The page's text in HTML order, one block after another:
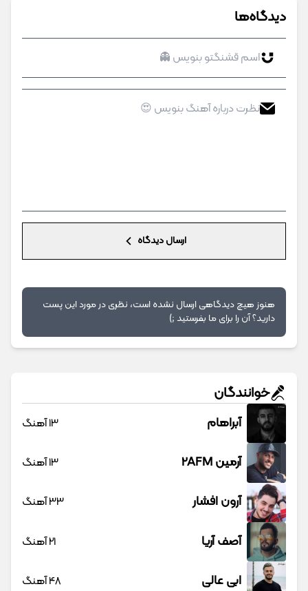
دیدگاه‌ها
ارسال دیدگاه
هنوز هیچ دیدگاهی ارسال نشده است، نظری در مورد این پست
دارید؟ آن را برای ما بفرستید ;)
خوانندگان
آبراهام 13 آهنگ
آرمین 2AFM 13 آهنگ
آرون افشار 33 آهنگ
آصف آریا 21 آهنگ
ابی عالی 48 آهنگ